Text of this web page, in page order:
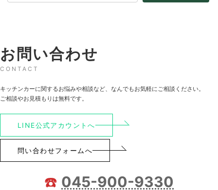
お問い合わせ
CONTACT
キッチンカーに関するお悩みや相談など、なんでもお気軽にご相談ください。
ご相談やお見積もりは無料です。
LINE公式アカウントへ
問い合わせフォームへ
☎️ 045-900-9330